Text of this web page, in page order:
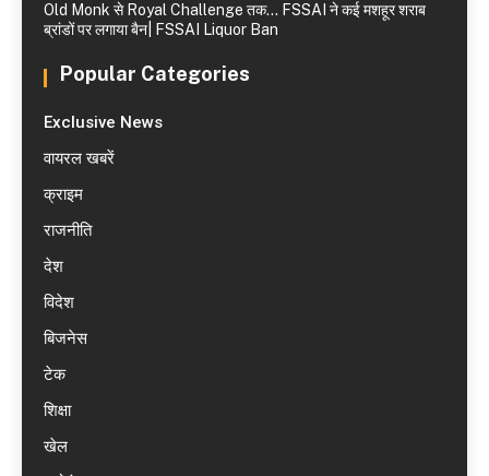
Old Monk से Royal Challenge तक… FSSAI ने कई मशहूर शराब
ब्रांडों पर लगाया बैन| FSSAI Liquor Ban
Popular Categories
Exclusive News
वायरल खबरें
क्राइम
राजनीति
देश
विदेश
बिजनेस
टेक
शिक्षा
खेल